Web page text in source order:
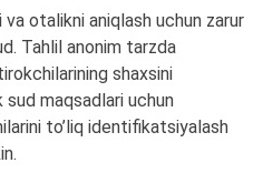
otalikni aniqlash uchun zarur
Tahlil anonim tarzda
shaxsini
sud maqsadlari uchun
to’liq identifikatsiyalash